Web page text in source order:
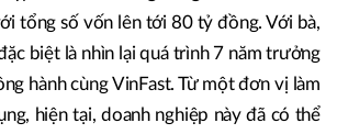
tổng số vốn lên tới 80 tỷ đồng. Với bà,
biệt là nhìn lại quá trình 7 năm trưởng
hành cùng VinFast. Từ một đơn vị làm
hiện tại, doanh nghiệp này đã có thể